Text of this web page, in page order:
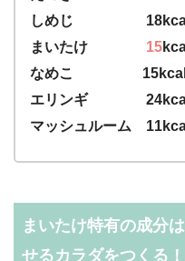
しめじ
まいたけ 15
なめこ 15kcal
エリンギ
マッシュルーム
まいたけ特有の成分
せるカラダをつくる！